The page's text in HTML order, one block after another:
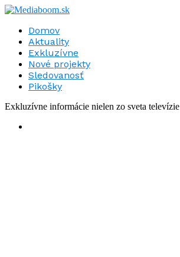
Domov
Aktuality
Exkluzívne
Nové projekty
Sledovanosť
Pikošky
Exkluzívne informácie nielen zo sveta televízie